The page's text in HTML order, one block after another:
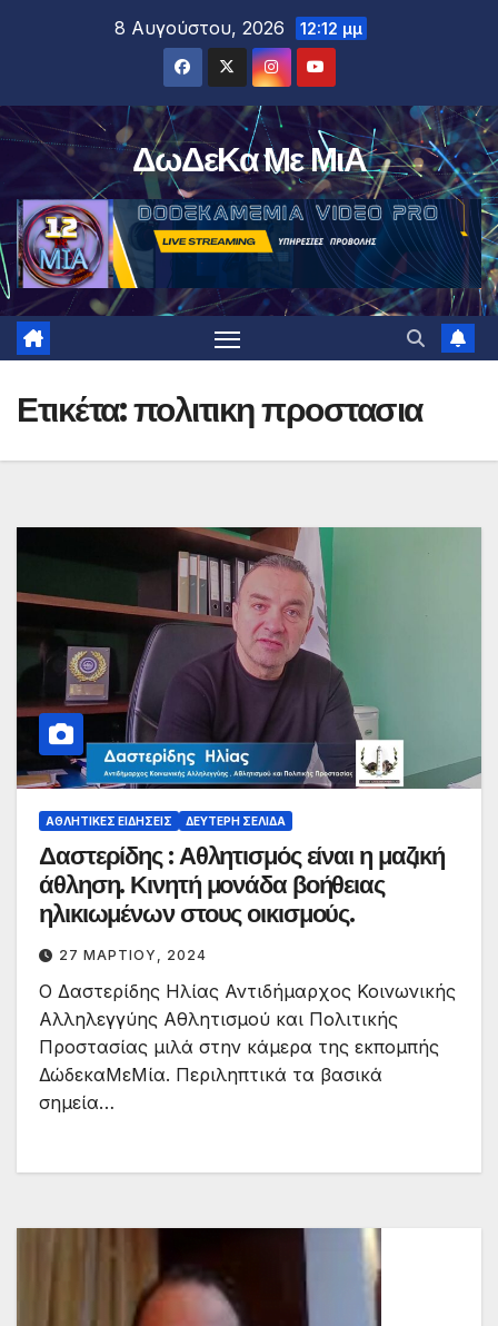
8 Αυγούστου, 2026 12:12 μμ
ΔωΔεΚα Με ΜιΑ
Ετικέτα:πολιτικη προστασια
ΑΘΛΗΤΙΚΈΣ ΕΙΔΉΣΕΙΣ ΔΕΎΤΕΡΗ ΣΕΛΊΔΑ
Δαστερίδης : Αθλητισμός είναι η μαζική
άθληση. Κινητή μονάδα βοήθειας
ηλικιωμένων στους οικισμούς.
27 ΜΑΡΤΊΟΥ, 2024
Ο Δαστερίδης Ηλίας Αντιδήμαρχος Κοινωνικής
Αλληλεγγύης Αθλητισμού και Πολιτικής
Προστασίας μιλά στην κάμερα της εκπομπής
ΔώδεκαΜεΜία. Περιληπτικά τα βασικά
σημεία…